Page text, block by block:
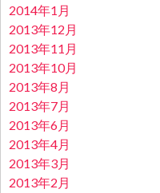
2014年1月
2013年12月
2013年11月
2013年10月
2013年8月
2013年7月
2013年6月
2013年4月
2013年3月
2013年2月